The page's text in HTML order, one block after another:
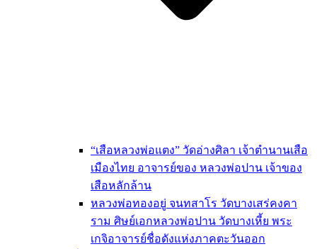
“เสือหลวงพ่อแตง” วัดอ่างศิลา เจ้าตำนานเสือ
เมืองไทย อาจารย์ของ หลวงพ่อปาน เจ้าของ
เสือหลักล้าน
หลวงพ่อทองอยู่ จนทสาโร วัดบางเสร่คงคา
ราม ศิษย์เอกหลวงพ่อปาน วัดบางเหี้ย พระ
เกจิอาจารย์ชื่อดังแห่งภาคตะวันออก